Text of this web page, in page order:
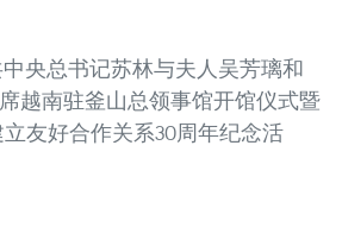
中央总书记苏林与夫人吴芳璃和
越南驻釜山总领事馆开馆仪式暨
友好合作关系30周年纪念活